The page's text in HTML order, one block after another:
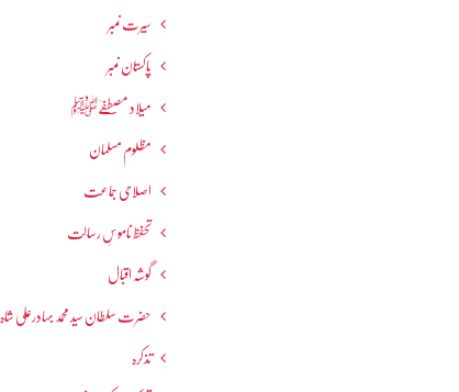
سیرت نمبر
پاکستان نمبر
میلاد مصطفےٰﷺ
مظلوم مسلمان
اصلاحی جماعت
تحفظ ناموسِ رسالت
گوشہ اقبال
حضرت سلطان سید محمد بہادرعلی شاہ
تذکرہ